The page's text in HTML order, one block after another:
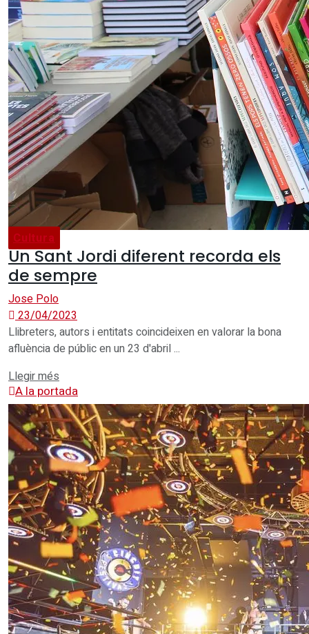
Cultura
Un Sant Jordi diferent recorda els
de sempre
Jose Polo
23/04/2023
Llibreters, autors i entitats coincideixen en valorar la bona
afluència de públic en un 23 d'abril ...
Llegir més
A la portada